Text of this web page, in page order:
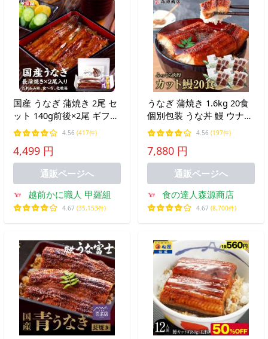
国産 うなぎ 蒲焼き 2尾 セ
ット 140g前後×2尾 ギフト
化粧箱入りタレ＆山椒・食
べ方の説明書同封 うなぎ
鰻 国産 ウナギ お中元 爆
買
4.56 (417件)
4,499 円
通販ページへ
越前かに職人 甲羅組
4.67 (35,153件)
うなぎ 蒲焼き 1.6kg 20食
個別包装 うな丼 鰻 ウナギ
ひつまぶし グルメ 食品 海
鮮
4.56 (197件)
7,880 円
通販ページへ
食の達人森源商店
4.67 (8,700件)